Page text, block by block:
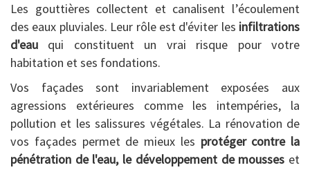
Les gouttières collectent et canalisent l’écoulement
des eaux pluviales. Leur rôle est d'éviter les infiltrations
d'eau qui constituent un vrai risque pour votre
habitation et ses fondations.
Vos façades sont invariablement exposées aux
agressions extérieures comme les intempéries, la
pollution et les salissures végétales. La rénovation de
vos façades permet de mieux les protéger contre la
pénétration de l'eau, le développement de mousses et